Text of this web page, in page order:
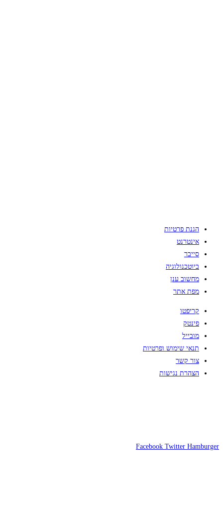
הגנת פרטיות
אינטרנט
סייבר
ביוטכנולוגיה
מחשוב ענן
מפת אתר
קריפטו
פינטק
מובייל
תנאי שימוש ופרטיות
צור קשר
הצהרת נגישות
Facebook Twitter Hamburger